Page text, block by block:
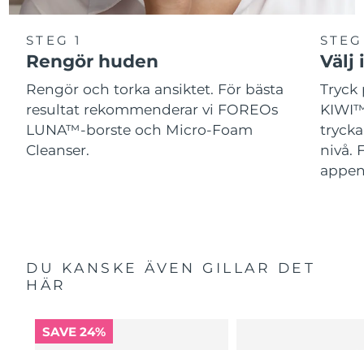
STEG 1
Rengör huden
Rengör och torka ansiktet. För bästa
resultat rekommenderar vi FOREOs
LUNA™-borste och Micro-Foam
Cleanser.
Välj
Tryck
nivå.
DU KANSKE ÄVEN GILLAR DET
HÄR
SAVE 24%